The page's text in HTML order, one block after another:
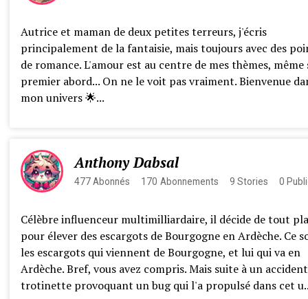
Autrice et maman de deux petites terreurs, j'écris
principalement de la fantaisie, mais toujours avec des
de romance. L'amour est au centre de mes thèmes, même
premier abord... On ne le voit pas vraiment. Bienvenue
mon univers 🌟...
Anthony Dabsal
477 Abonnés 170 Abonnements 9 Stories 0
Célèbre influenceur multimilliardaire, il décide de tout
pour élever des escargots de Bourgogne en Ardèche. Ce
les escargots qui viennent de Bourgogne, et lui qui va en
Ardèche. Bref, vous avez compris. Mais suite à un
trotinette provoquant un bug qui l'a propulsé dans cet